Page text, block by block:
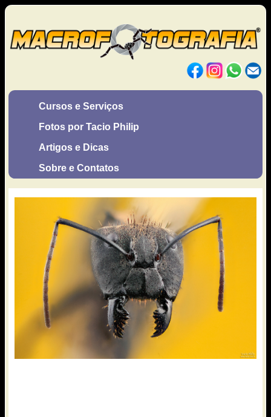
Cursos e Serviços
Fotos por Tacio Philip
Artigos e Dicas
Sobre e Contatos